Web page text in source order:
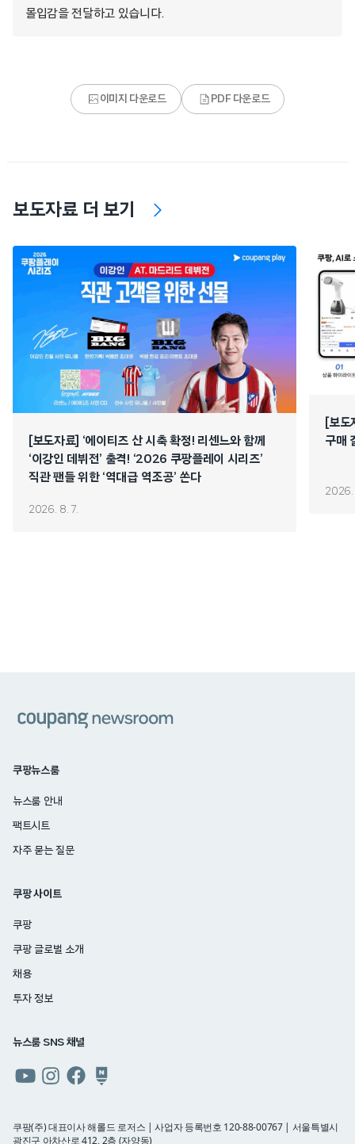
몰입감을 전달하고 있습니다.
이미지 다운로드 PDF 다운로드
보도자료 더 보기
[보도자료] ‘에이티즈 산 시축 확정! 리센느와 함께
‘이강인 데뷔전’ 출격! ‘2026 쿠팡플레이 시리즈’
직관 팬들 위한 ‘역대급 역조공’ 쏜다
2026. 8. 7.
[보
구매
2026.
쿠팡뉴스룸
뉴스룸 안내
팩트시트
자주 묻는 질문
쿠팡 사이트
쿠팡
쿠팡 글로벌 소개
채용
투자 정보
뉴스룸 SNS 채널
유튜브인스타그램
페이스북네이버
블로그
쿠팡(주) 대표이사 해롤드 로저스 | 사업자 등록번호 120-88-00767 | 서울특별시
광진구 아차산로 412, 2층 (자양동)